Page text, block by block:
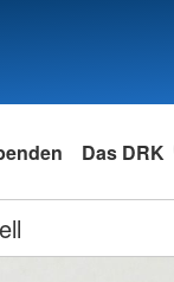
Das DRK